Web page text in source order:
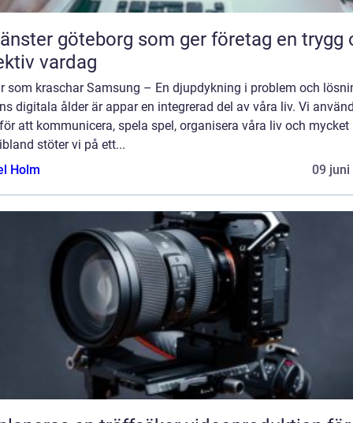
göteborg som ger företag en trygg
vardag
som kraschar Samsung – En djupdykning i problem och
digitala ålder är appar en integrerad del av våra liv. Vi
att kommunicera, spela spel, organisera våra liv och mycket
stöter vi på ett...
Holm
09 juni